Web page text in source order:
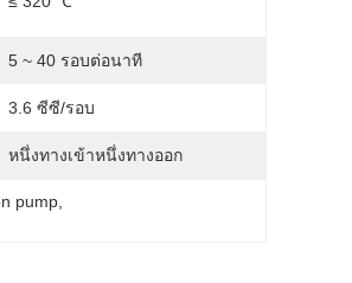
5 ~ 40 รอบต่อนาที
3.6 ซีซี/รอบ
หนึ่งทางเข้าหนึ่งทางออก
pump